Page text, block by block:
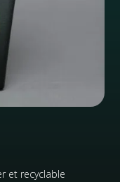
et recyclable